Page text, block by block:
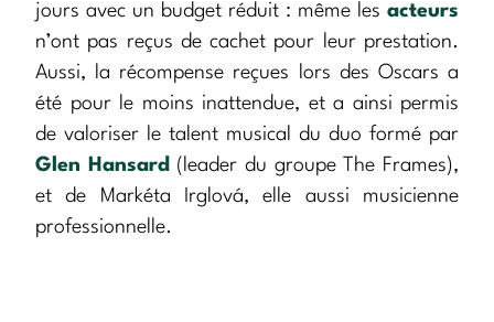
jours avec un budget réduit : même les acteurs
n’ont pas reçus de cachet pour leur prestation.
Aussi, la récompense reçues lors des Oscars a
été pour le moins inattendue, et a ainsi permis
de valoriser le talent musical du duo formé par
Glen Hansard (leader du groupe The Frames),
et de Markéta Irglová, elle aussi musicienne
professionnelle.